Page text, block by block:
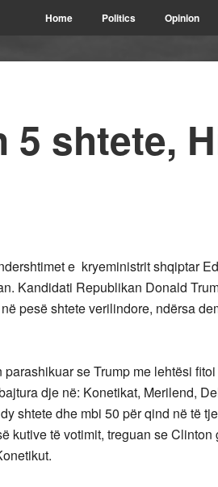
Home Politics Opinion
5 shtete,
e kryeministrit shqiptar
Kandidati Republikan Donald
pesë shtete verilindore, ndërsa
se Trump me lehtësi
dje në: Konetikat, Merilend,
shtete dhe mbi 50 për qind në të
kutive të votimit, treguan se